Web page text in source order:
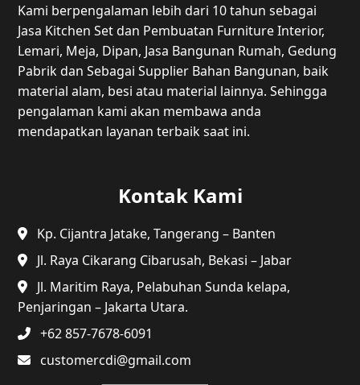
Kami berpengalaman lebih dari 10 tahun sebagai
Jasa Kitchen Set dan Pembuatan Furniture Interior,
Lemari, Meja, Dipan, Jasa Bangunan Rumah, Gedung
Pabrik dan Sebagai Supplier Bahan Bangunan, baik
material alam, besi atau material lainnya. Sehingga
pengalaman kami akan membawa anda
mendapatkan layanan terbaik saat ini.
Kontak Kami
Kp. Cijantra Jatake, Tangerang – Banten
Jl. Raya Cikarang Cibarusah, Bekasi – Jabar
Jl. Maritim Raya, Pelabuhan Sunda kelapa,
Penjaringan – Jakarta Utara.
+62 857-7678-6091
customercdi@gmail.com